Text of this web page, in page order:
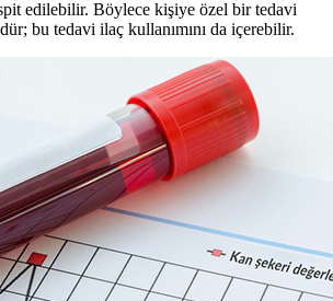
edilebilir. Böylece kişiye özel bir tedavi
bu tedavi ilaç kullanımını da içerebilir.